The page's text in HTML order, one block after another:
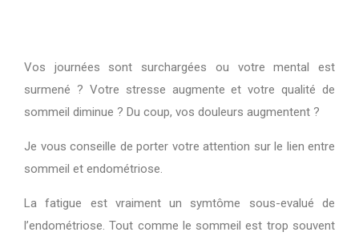
Vos journées sont surchargées ou votre mental est
surmené ? Votre stresse augmente et votre qualité de
sommeil diminue ? Du coup, vos douleurs augmentent ?
Je vous conseille de porter votre attention sur le lien entre
sommeil et endométriose.
La fatigue est vraiment un symtôme sous-evalué de
l’endométriose. Tout comme le sommeil est trop souvent